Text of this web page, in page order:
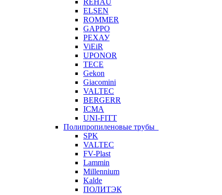
REHAU
ELSEN
ROMMER
GAPPO
РЕХАУ
ViEiR
UPONOR
TECE
Gekon
Giacomini
VALTEC
BERGERR
ICMA
UNI-FITT
Полипропиленовые трубы
SPK
VALTEC
FV-Plast
Lammin
Millennium
Kalde
ПОЛИТЭК